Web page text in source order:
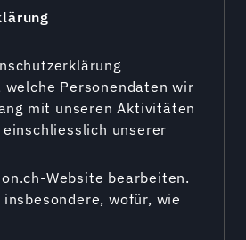
Personendaten wir
mit unseren Aktivitäten
unserer
-Website bearbeiten.
wofür, wie